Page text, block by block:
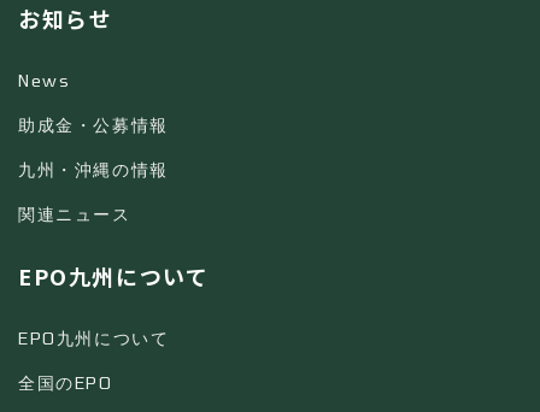
お知らせ
News
助成金・公募情報
九州・沖縄の情報
関連ニュース
EPO九州について
EPO九州について
全国のEPO